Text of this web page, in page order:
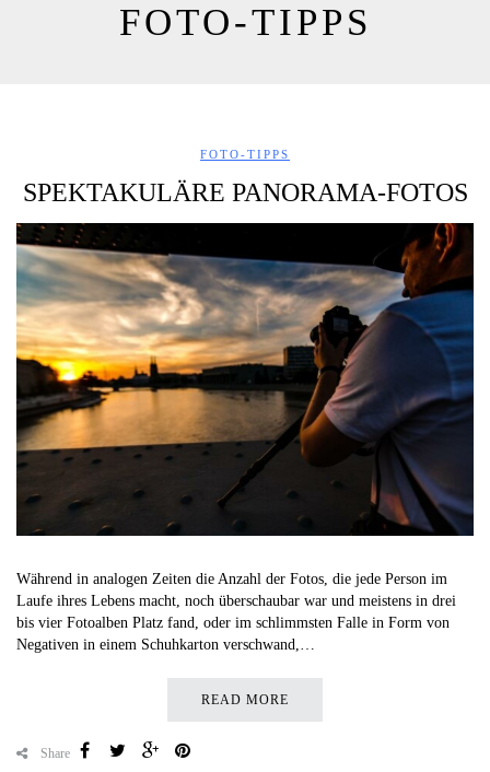
FOTO-TIPPS
FOTO-TIPPS
SPEKTAKULÄRE PANORAMA-FOTOS
Während in analogen Zeiten die Anzahl der Fotos, die jede Person im
Laufe ihres Lebens macht, noch überschaubar war und meistens in drei
bis vier Fotoalben Platz fand, oder im schlimmsten Falle in Form von
Negativen in einem Schuhkarton verschwand,…
READ MORE
Share